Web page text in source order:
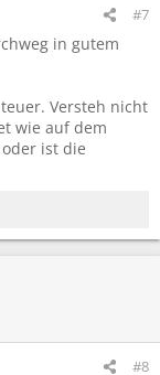
#7
in gutem
Versteh nicht
wie auf dem
ist die
#8